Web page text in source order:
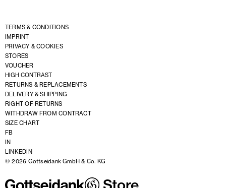
TERMS & CONDITIONS
IMPRINT
PRIVACY & COOKIES
STORES
VOUCHER
HIGH CONTRAST
RETURNS & REPLACEMENTS
DELIVERY & SHIPPING
RIGHT OF RETURNS
WITHDRAW FROM CONTRACT
SIZE CHART
FB
IN
LINKEDIN
© 2026 Gottseidank GmbH & Co. KG